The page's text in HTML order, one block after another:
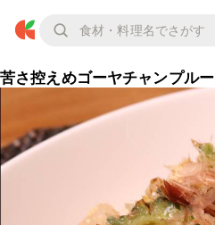
苦さ控えめゴーヤチャンプルー